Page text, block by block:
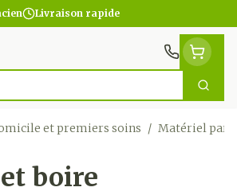
Livraison rapide
et premiers soins / Matériel
boire